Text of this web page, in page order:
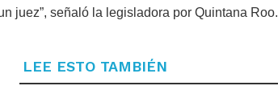
juez”, señaló la legisladora por Quintana Roo.
LEE ESTO TAMBIÉN